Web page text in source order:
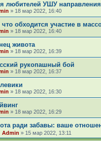
любителей УШУ
» 18 мар 2022, 16:40
что обходится участие в
» 18 мар 2022, 16:40
живота
» 18 мар 2022, 16:39
рукопашный бой
» 18 мар 2022, 16:37
» 18 мар 2022, 16:30
» 18 мар 2022, 16:29
ради забавы: ваше
Admin » 15 мар 2022, 13:11